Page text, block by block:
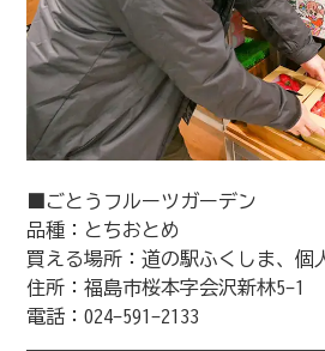
■ごとうフルーツガーデン
品種：とちおとめ
買える場所：道の駅ふくしま、個
住所：福島市桜本字会沢新林5-1
電話：024-591-2133